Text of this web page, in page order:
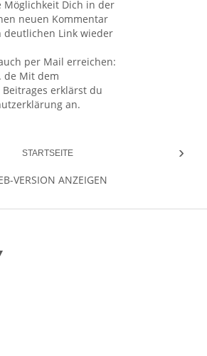
Möglichkeit Dich in der
neuen Kommentar
Link wieder
per Mail erreichen:
de Mit dem
erklärst du
an.
›
STARTSEITE
VERSION ANZEIGEN